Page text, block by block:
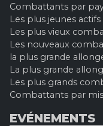
Combattants par
Les plus jeunes actifs
Les plus vieux
Les nouveaux
la plus grande
La plus grande
Les plus grands
Combattants par
EVÉNEMENTS